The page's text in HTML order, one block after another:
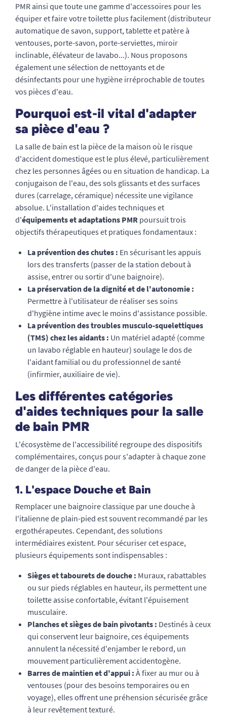
PMR ainsi que toute une gamme d'accessoires pour les
équiper et faire votre toilette plus facilement (distributeur
automatique de savon, support, tablette et patère à
ventouses, porte-savon, porte-serviettes, miroir
inclinable, élévateur de lavabo...). Nous proposons
également une sélection de nettoyants et de
désinfectants pour une hygiène irréprochable de toutes
vos pièces d'eau.
Pourquoi est-il vital d'adapter
sa pièce d'eau ?
La salle de bain est la pièce de la maison où le risque
d'accident domestique est le plus élevé, particulièrement
chez les personnes âgées ou en situation de handicap. La
conjugaison de l'eau, des sols glissants et des surfaces
dures (carrelage, céramique) nécessite une vigilance
absolue. L'installation d'aides techniques et
d'équipements et adaptations PMR poursuit trois
objectifs thérapeutiques et pratiques fondamentaux :
La prévention des chutes : En sécurisant les appuis
lors des transferts (passer de la station debout à
assise, entrer ou sortir d'une baignoire).
La préservation de la dignité et de l'autonomie :
Permettre à l'utilisateur de réaliser ses soins
d'hygiène intime avec le moins d'assistance possible.
La prévention des troubles musculo-squelettiques
(TMS) chez les aidants : Un matériel adapté (comme
un lavabo réglable en hauteur) soulage le dos de
l'aidant familial ou du professionnel de santé
(infirmier, auxiliaire de vie).
Les différentes catégories
d'aides techniques pour la salle
de bain PMR
L'écosystème de l'accessibilité regroupe des dispositifs
complémentaires, conçus pour s'adapter à chaque zone
de danger de la pièce d'eau.
1. L'espace Douche et Bain
Remplacer une baignoire classique par une douche à
l'italienne de plain-pied est souvent recommandé par les
ergothérapeutes. Cependant, des solutions
intermédiaires existent. Pour sécuriser cet espace,
plusieurs équipements sont indispensables :
Sièges et tabourets de douche : Muraux, rabattables
ou sur pieds réglables en hauteur, ils permettent une
toilette assise confortable, évitant l'épuisement
musculaire.
Planches et sièges de bain pivotants : Destinés à ceux
qui conservent leur baignoire, ces équipements
annulent la nécessité d'enjamber le rebord, un
mouvement particulièrement accidentogène.
Barres de maintien et d'appui : À fixer au mur ou à
ventouses (pour des besoins temporaires ou en
voyage), elles offrent une préhension sécurisée grâce
à leur revêtement texturé.